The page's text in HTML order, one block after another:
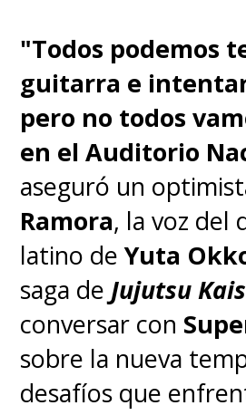
Anya Forger, SPY
／
クランチロール
アワード2023
最優秀新シリー
最優秀コメディ
最優秀エンディ
最優秀助演男優
"Todos podemos
guitarra e
pero no todos
en el Auditorio
aseguró un
Ramora, la voz del
latino deYuta
saga de Jujutsu
conversar con
sobre la nueva
desafíos que